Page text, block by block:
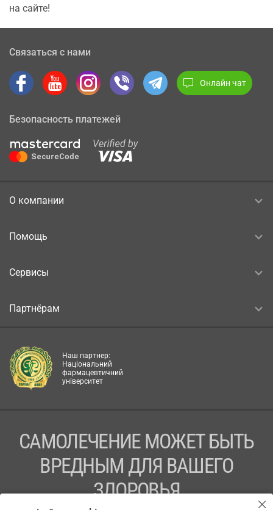
на сайте!
Связаться с нами
Онлайн чат
Безопасность платежей
О компании
Помощь
Сервисы
Партнёрам
Наш партнер:
Національний
фармацевтичний
університет
САМОЛЕЧЕНИЕ МОЖЕТ БЫТЬ
ВРЕДНЫМ ДЛЯ ВАШЕГО
ЗДОРОВЬЯ